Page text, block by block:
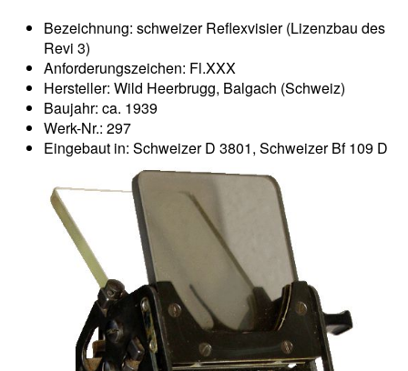
Bezeichnung: schweizer Reflexvisier (Lizenzbau des
Revi 3)
Anforderungszeichen: Fl.XXX
Hersteller: Wild Heerbrugg, Balgach (Schweiz)
Baujahr: ca. 1939
Werk-Nr.: 297
Eingebaut in: Schweizer D 3801, Schweizer Bf 109 D